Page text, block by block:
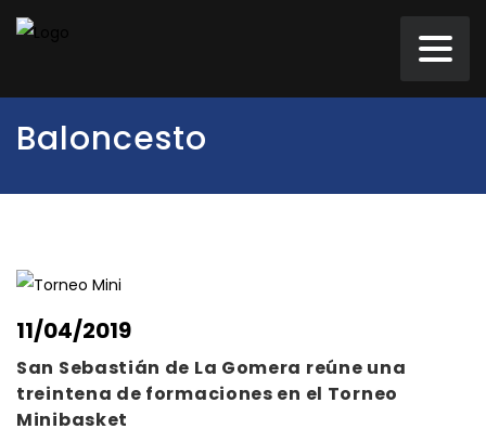
Baloncesto
11/04/2019
San Sebastián de La Gomera reúne una
treintena de formaciones en el Torneo
Minibasket